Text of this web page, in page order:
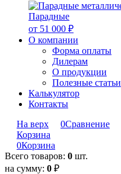
Парадные
от 51 000 ₽
О компании
Форма оплаты
Дилерам
О продукции
Полезные статьи
Калькулятор
Контакты
На верх
0Сравнение
Корзина
0Корзина
Всего товаров: 0 шт.
на сумму: 0 ₽